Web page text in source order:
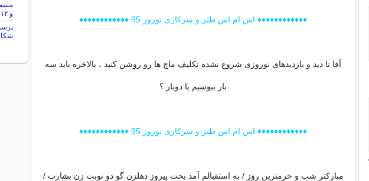
♦♦♦♦♦♦♦♦♦♦♦♦ اس ام اس طنز و سرکاری نوروز 95 ♦♦♦♦♦♦♦♦♦♦♦♦
آقا تا دید و بازدیدهای نوروزی شروع نشده تکلیف ماچ ها رو روشن کنید ، بالاخره باید سه
بار ببوسیم یا دوبار ؟
♦♦♦♦♦♦♦♦♦♦♦♦ اس ام اس طنز و سرکاری نوروز 95 ♦♦♦♦♦♦♦♦♦♦♦♦
مبارکتر شب و خرمترین روز / به استقبالم آمد بخت پیروز دهلزن گو دو نوبت زن بشارت /
و ۱۲ نفر بستری شدند